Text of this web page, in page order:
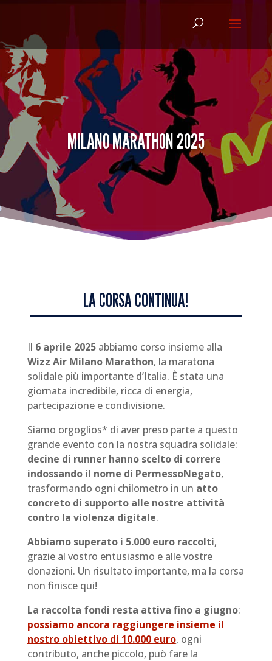
MILANO MARATHON 2025
LA CORSA CONTINUA!
Il 6 aprile 2025abbiamo corso insieme alla
Wizz Air Milano Marathon, la maratona
solidale più importante d’Italia. È stata una
giornata incredibile, ricca di energia,
partecipazione e condivisione.
Siamo orgoglios* di aver preso parte a questo
grande evento con la nostra squadra solidale:
decine di runner hanno scelto di correre
indossando il nome di PermessoNegato,
trasformando ogni chilometro in un atto
concreto di supporto alle nostre attività
contro la violenza digitale.
Abbiamo superato i 5.000 euro raccolti,
grazie al vostro entusiasmo e alle vostre
donazioni. Un risultato importante, ma la corsa
non finisce qui!
La raccolta fondi resta attiva fino a giugno:
possiamo ancora raggiungere insieme il
nostro obiettivo di 10.000 euro, ogni
contributo, anche piccolo, può fare la